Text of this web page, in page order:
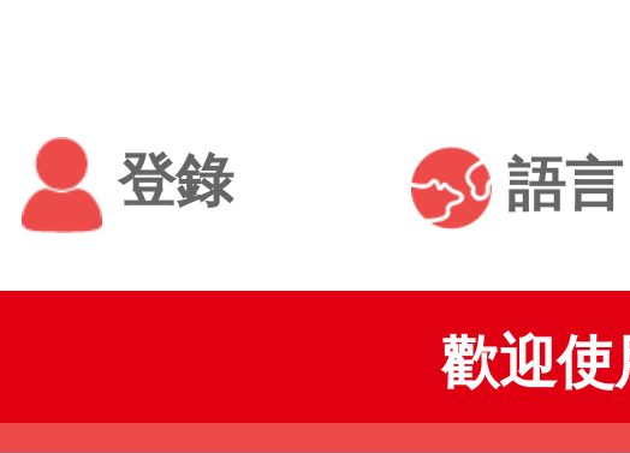
登錄 語言
歡迎使用澳